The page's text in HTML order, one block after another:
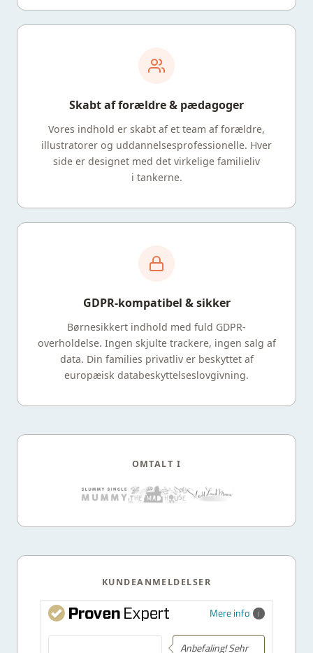
Skabt af forældre & pædagoger
Vores indhold er skabt af et team af forældre,
illustratorer og uddannelsesprofessionelle. Hver
side er designet med det virkelige familieliv
i tankerne.
GDPR-kompatibel & sikker
Børnesikkert indhold med fuld GDPR-
overholdelse. Ingen skjulte trackere, ingen salg af
data. Din families privatliv er beskyttet af
europæisk databeskyttelseslovgivning.
OMTALT I
KUNDEANMELDELSER
Mere info
Anbefaling! Sehr